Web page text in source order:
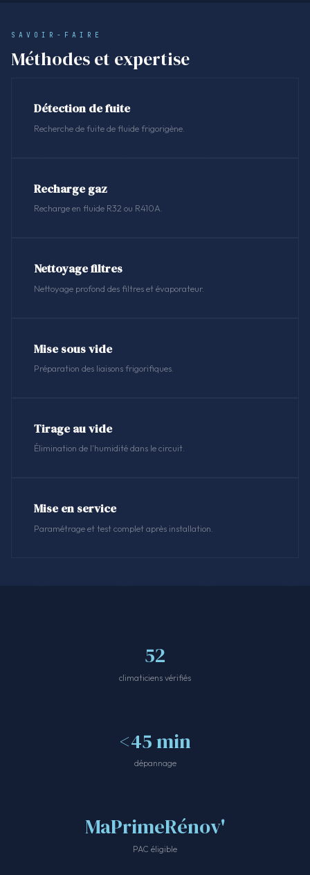
SAVOIR-FAIRE
Méthodes et expertise
Détection de fuite
Recherche de fuite de fluide frigorigène.
Recharge gaz
Recharge en fluide R32 ou R410A.
Nettoyage filtres
Nettoyage profond des filtres et évaporateur.
Mise sous vide
Préparation des liaisons frigorifiques.
Tirage au vide
Élimination de l'humidité dans le circuit.
Mise en service
Paramétrage et test complet après installation.
52
climaticiens vérifiés
<45 min
dépannage
MaPrimeRénov'
PAC éligible